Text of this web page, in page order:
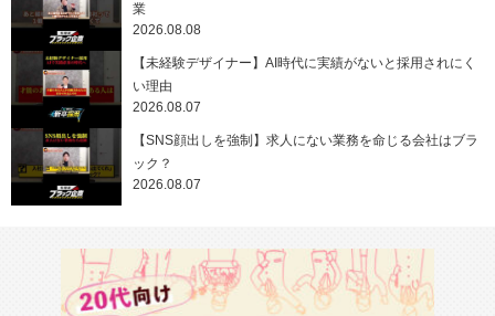
業
2026.08.08
【未経験デザイナー】AI時代に実績がないと採用されにく
い理由
2026.08.07
【SNS顔出しを強制】求人にない業務を命じる会社はブラ
ック？
2026.08.07